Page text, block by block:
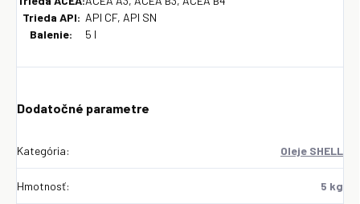
Trieda API: API CF, API SN
Balenie:
5 l
Dodatočné parametre
Kategória: Oleje SHELL
Hmotnosť: 5 kg